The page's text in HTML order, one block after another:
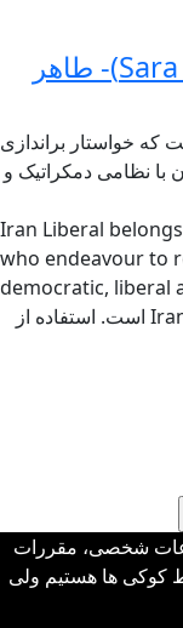
سارا استریدسبری (Sara Stridsberg)- طاهر
که خواستار براندازی
با نظامی دمکراتیک و
Iran Liberal
who endeavour to
democratic, liberal
کلیه حقوق قانونی این سایت متعلق به Iranliberal است. استفاده از
شخصی، مقررات
ها هستیم ولی